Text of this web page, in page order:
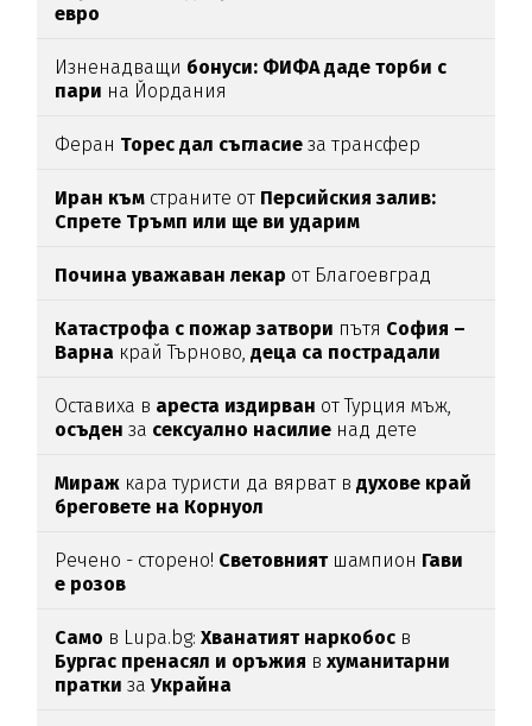
евро
Изненадващи бонуси: ФИФА даде торби с
пари на Йордания
Феран Торес дал съгласиеза трансфер
Иран към страните от Персийския залив:
Спрете Тръмп или ще ви ударим
Почина уважаван лекар от Благоевград
Катастрофа с пожар затвори пътя София –
Варна край Търново,деца са пострадали
Оставиха в ареста издирван от Турция мъж,
осъден за сексуално насилие над дете
Мираж кара туристи да вярват вдухове край
бреговете на Корнуол
Речено - сторено! Световният шампион Гави
е розов
Само в Lupa.bg:Хванатият наркобос в
Бургас пренасял и оръжия вхуманитарни
праткизаУкрайна